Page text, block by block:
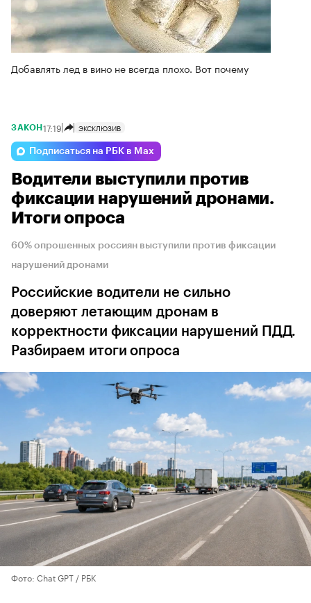
Добавлять лед в вино не всегда плохо. Вот почему
ЗАКОН 17:19 ЭКСКЛЮЗИВ
Подписаться на РБК в Max
Водители выступили против
фиксации нарушений дронами.
Итоги опроса
60% опрошенных россиян выступили против фиксации
нарушений дронами
Российские водители не сильно
доверяют летающим дронам в
корректности фиксации нарушений ПДД.
Разбираем итоги опроса
Фото: Chat GPT / РБК